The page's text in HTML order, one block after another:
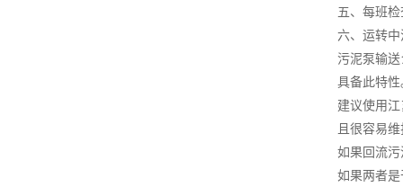
五、每班
六、运转
污泥泵输
具备此特性
建议使用
且很容易
如果回流
如果两者